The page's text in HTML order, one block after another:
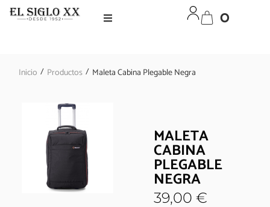
0
Inicio / Productos / Maleta Cabina Plegable Negra
MALETA
CABINA
PLEGABLE
NEGRA
39,00€